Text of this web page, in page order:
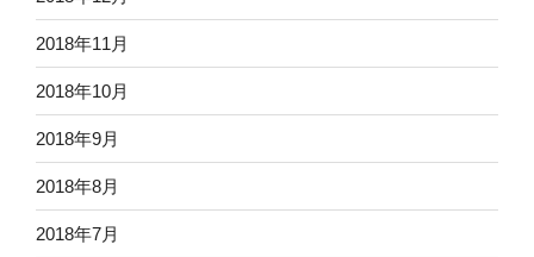
2018年11月
2018年10月
2018年9月
2018年8月
2018年7月